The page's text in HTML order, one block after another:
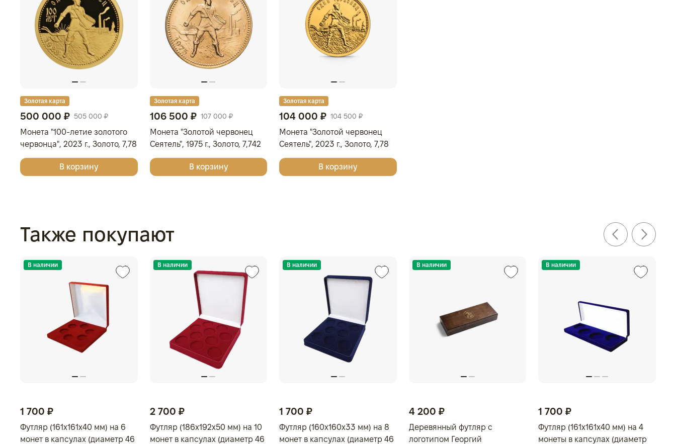
Золотая карта
500 000 ₽ 505 000 ₽
Монета "100-летие золотого
червонца", 2023 г., Золото, 7,78
гр., проба 999, РОССИЯ
В корзину
Золотая карта
106 500 ₽ 107 000 ₽
Монета "Золотой червонец
Сеятель", 1975 г., Золото, 7,742
гр., проба 900, РОССИЯ
В корзину
Золотая карта
104 000 ₽ 104 500 ₽
Монета "Золотой червонец
Сеятель", 2023 г., Золото, 7,78
гр., проба 999, РОССИЯ
В корзину
Также покупают
В наличии
1 700 ₽
Футляр (161x161x40 мм) на 6
монет в капсулах (диаметр 46
В наличии
2 700 ₽
Футляр (186x192x50 мм) на 10
монет в капсулах (диаметр 46
В наличии
1 700 ₽
Футляр (160x160x33 мм) на 8
монет в капсулах (диаметр 46
В наличии
4 200 ₽
Деревянный футляр с
логотипом Георгий
В наличии
1 700 ₽
Футляр (161x161x40 мм) на 4
монеты в капсулах (диаметр